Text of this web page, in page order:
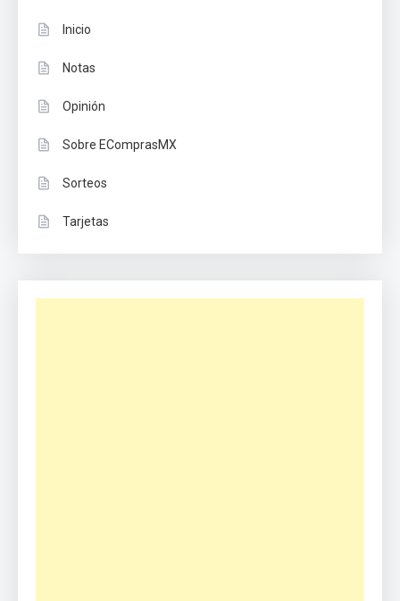
Inicio
Notas
Opinión
Sobre EComprasMX
Sorteos
Tarjetas